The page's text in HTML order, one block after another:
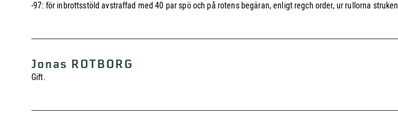
-97: för inbrottsstöld avstraffad med 40 par spö och på rotens begäran, enligt regch order, ur rullorna struken.
Jonas ROTBORG
Gift.